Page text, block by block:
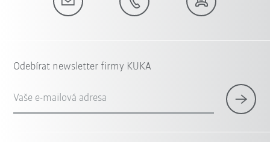
Odebírat newsletter firmy KUKA
Vaše e-mailová adresa